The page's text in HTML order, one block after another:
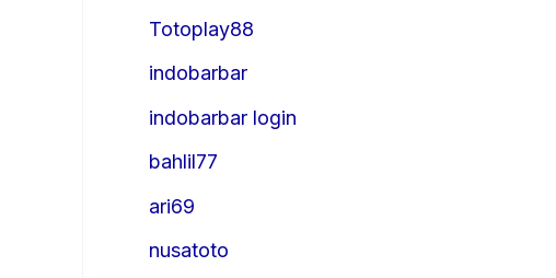
Totoplay88
indobarbar
indobarbar login
bahlil77
ari69
nusatoto